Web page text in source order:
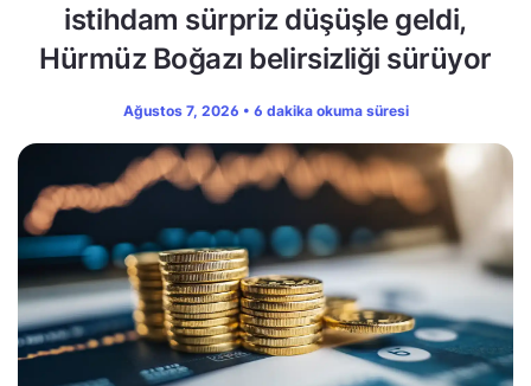
istihdam sürpriz düşüşle geldi,
Hürmüz Boğazı belirsizliği sürüyor
Ağustos 7, 2026 • 6 dakika okuma süresi